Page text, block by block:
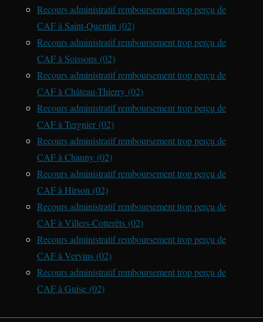
Recours administratif remboursement trop perçu de
CAF à Saint-Quentin (02)
Recours administratif remboursement trop perçu de
CAF à Soissons (02)
Recours administratif remboursement trop perçu de
CAF à Château-Thierry (02)
Recours administratif remboursement trop perçu de
CAF à Tergnier (02)
Recours administratif remboursement trop perçu de
CAF à Chauny (02)
Recours administratif remboursement trop perçu de
CAF à Hirson (02)
Recours administratif remboursement trop perçu de
CAF à Villers-Cotterêts (02)
Recours administratif remboursement trop perçu de
CAF à Vervins (02)
Recours administratif remboursement trop perçu de
CAF à Guise (02)